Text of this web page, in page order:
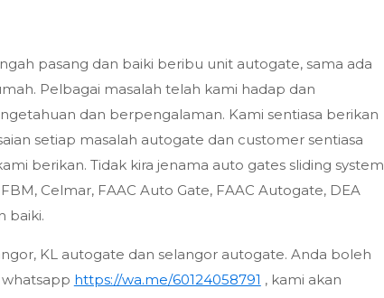
pasang dan baiki beribu unit autogate, sama ada
Pelbagai masalah telah kami hadap dan
dan berpengalaman. Kami sentiasa berikan
setiap masalah autogate dan customer sentiasa
berikan. Tidak kira jenama auto gates sliding system
Celmar, FAAC Auto Gate, FAAC Autogate, DEA
baiki.
KL autogate dan selangor autogate. Anda boleh
whatsapp https://wa.me/60124058791 , kami akan